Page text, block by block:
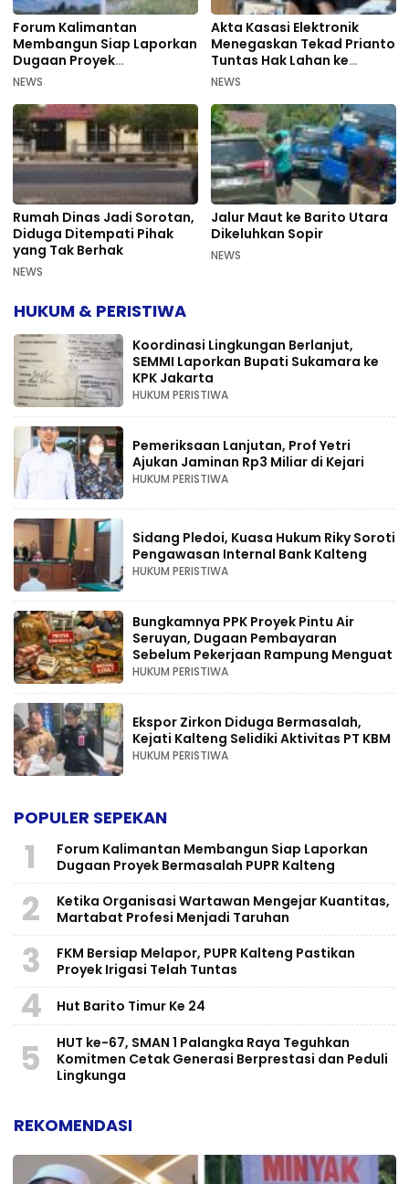
Forum Kalimantan
Membangun Siap Laporkan
Dugaan Proyek
Bermasalah PUPR Kalteng
NEWS
Akta Kasasi Elektronik
Menegaskan Tekad Prianto
Tuntas Hak Lahan ke
Mahkamah Agung
NEWS
Rumah Dinas Jadi Sorotan,
Diduga Ditempati Pihak
yang Tak Berhak
NEWS
Jalur Maut ke Barito Utara
Dikeluhkan Sopir
NEWS
HUKUM & PERISTIWA
Koordinasi Lingkungan Berlanjut,
SEMMI Laporkan Bupati Sukamara ke
KPK Jakarta
HUKUM PERISTIWA
Pemeriksaan Lanjutan, Prof Yetri
Ajukan Jaminan Rp3 Miliar di Kejari
HUKUM PERISTIWA
Sidang Pledoi, Kuasa Hukum Riky Soroti
Pengawasan Internal Bank Kalteng
HUKUM PERISTIWA
Bungkamnya PPK Proyek Pintu Air
Seruyan, Dugaan Pembayaran
Sebelum Pekerjaan Rampung Menguat
HUKUM PERISTIWA
Ekspor Zirkon Diduga Bermasalah,
Kejati Kalteng Selidiki Aktivitas PT KBM
HUKUM PERISTIWA
POPULER SEPEKAN
1
Forum Kalimantan Membangun Siap Laporkan
Dugaan Proyek Bermasalah PUPR Kalteng
2
Ketika Organisasi Wartawan Mengejar Kuantitas,
Martabat Profesi Menjadi Taruhan
3
FKM Bersiap Melapor, PUPR Kalteng Pastikan
Proyek Irigasi Telah Tuntas
4 Hut Barito Timur Ke 24
5
HUT ke-67, SMAN 1 Palangka Raya Teguhkan
Komitmen Cetak Generasi Berprestasi dan Peduli
Lingkunga
REKOMENDASI